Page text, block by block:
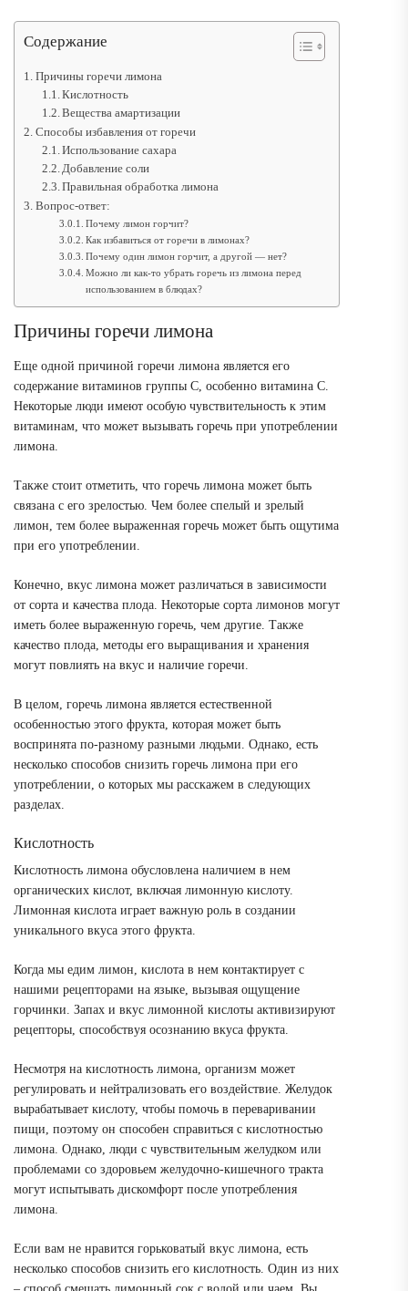
Содержание
Причины горечи лимона
Кислотность
Вещества амартизации
Способы избавления от горечи
Использование сахара
Добавление соли
Правильная обработка лимона
Вопрос-ответ:
Почему лимон горчит?
Как избавиться от горечи в лимонах?
Почему один лимон горчит, а другой — нет?
Можно ли как-то убрать горечь из лимона перед
использованием в блюдах?
Причины горечи лимона
Еще одной причиной горечи лимона является его
содержание витаминов группы С, особенно витамина С.
Некоторые люди имеют особую чувствительность к этим
витаминам, что может вызывать горечь при употреблении
лимона.
Также стоит отметить, что горечь лимона может быть
связана с его зрелостью. Чем более спелый и зрелый
лимон, тем более выраженная горечь может быть ощутима
при его употреблении.
Конечно, вкус лимона может различаться в зависимости
от сорта и качества плода. Некоторые сорта лимонов могут
иметь более выраженную горечь, чем другие. Также
качество плода, методы его выращивания и хранения
могут повлиять на вкус и наличие горечи.
В целом, горечь лимона является естественной
особенностью этого фрукта, которая может быть
воспринята по-разному разными людьми. Однако, есть
несколько способов снизить горечь лимона при его
употреблении, о которых мы расскажем в следующих
разделах.
Кислотность
Кислотность лимона обусловлена наличием в нем
органических кислот, включая лимонную кислоту.
Лимонная кислота играет важную роль в создании
уникального вкуса этого фрукта.
Когда мы едим лимон, кислота в нем контактирует с
нашими рецепторами на языке, вызывая ощущение
горчинки. Запах и вкус лимонной кислоты активизируют
рецепторы, способствуя осознанию вкуса фрукта.
Несмотря на кислотность лимона, организм может
регулировать и нейтрализовать его воздействие. Желудок
вырабатывает кислоту, чтобы помочь в переваривании
пищи, поэтому он способен справиться с кислотностью
лимона. Однако, люди с чувствительным желудком или
проблемами со здоровьем желудочно-кишечного тракта
могут испытывать дискомфорт после употребления
лимона.
Если вам не нравится горьковатый вкус лимона, есть
несколько способов снизить его кислотность. Один из них